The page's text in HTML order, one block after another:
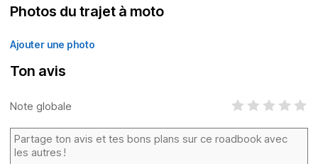
Photos du trajet à moto
Ajouter une photo
Ton avis
Note globale